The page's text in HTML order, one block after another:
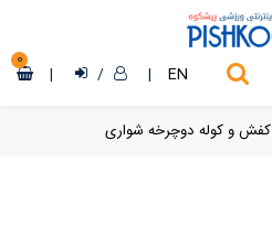
EN
|
/
|
0
کفش و کوله دوچرخه شواری